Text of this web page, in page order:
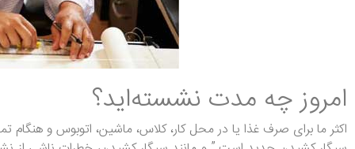
امروز چه مدت نشسته‌اید؟